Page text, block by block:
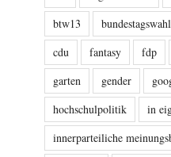
btw13
bundestagswahl
cdu
fantasy fdp
garten
gender
hochschulpolitik
in
innerparteiliche